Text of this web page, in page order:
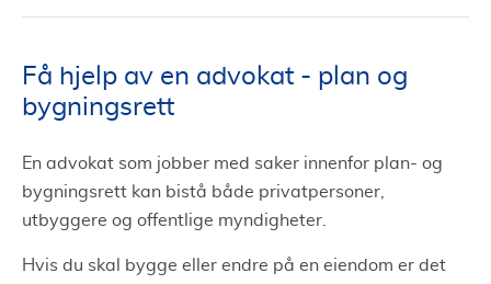
Få hjelp av en advokat - plan og
bygningsrett
En advokat som jobber med saker innenfor plan- og
bygningsrett kan bistå både privatpersoner,
utbyggere og offentlige myndigheter.
Hvis du skal bygge eller endre på en eiendom er det